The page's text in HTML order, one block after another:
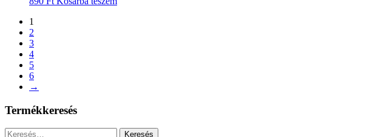
1
2
3
4
5
6
→
Termékkeresés
Keresés: